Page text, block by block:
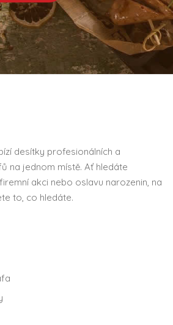
desítky profesionálních a
na jednom místě. Ať hledáte
akci nebo oslavu narozenin, na
to, co hledáte.